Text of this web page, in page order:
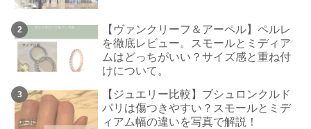
【ヴァンクリーフ＆アーペル】ペルレ
を徹底レビュー。スモールとミディア
ムはどっちがいい？サイズ感と重ね付
けについて。
【ジュエリー比較】ブシュロンクルド
パリは傷つきやすい？スモールとミデ
ィアム幅の違いを写真で解説！